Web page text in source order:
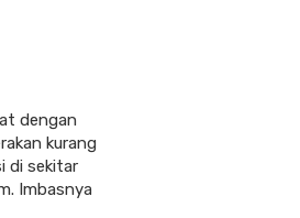
dengan
kurang
di sekitar
Imbasnya